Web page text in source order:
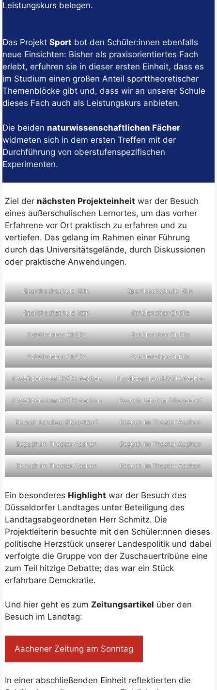
Leistungskurs belegen.
Das Projekt Sport bot den Schüler:innen ebenfalls
neue Einsichten: Bisher als praxisorientiertes Fach
erlebt, erfuhren sie in dieser ersten Einheit, dass es
im Studium einen großen Anteil sporttheoretischer
Themenblöcke gibt und, dass wir an unserer Schule
dieses Fach auch als Leistungskurs anbieten.
Die beiden naturwissenschaftlichen Fächer
widmeten sich in dem ersten Treffen mit der
Durchführung von oberstufenspezifischen
Experimenten.
Ziel der nächsten Projekteinheit war der Besuch
eines außerschulischen Lernortes, um das vorher
Erfahrene vor Ort praktisch zu erfahren und zu
vertiefen. Das gelang im Rahmen einer Führung
durch das Universitätsgelände, durch Diskussionen
oder praktische Anwendungen.
Sporthochschule Köln Sporthochschule Köln
Sporthochschule Köln Schülerlabor ChERs
Schülerlabor ChERs Schülerlabor ChERs
Schülerlabor ChERs Schülerlabor ChERs
Physikzentrum RWTH Aachen Physikzentrum RWTH Aachen
Physikzentrum RWTH Aachen Besuch Landtag Düsseldorf
Besuch Landtag Düsseldorf Besuch im Theater Aachen
Besuch im Theater Aachen Besuch im Theater Aachen
Besuch im Theater Aachen Besuch im Theater Aachen
Ein besonderes Highlight war der Besuch des
Düsseldorfer Landtages unter Beteiligung des
Landtagsabgeordneten Herr Schmitz. Die
Projektleiterin besuchte mit den Schüler:nnen dieses
politische Herzstück unserer Landespolitik und dabei
verfolgte die Gruppe von der Zuschauertribüne eine
zum Teil hitzige Debatte; das war ein Stück
erfahrbare Demokratie.
Und hier geht es zum Zeitungsartikel über den
Besuch im Landtag:
Aachener Zeitung am Sonntag
In einer abschließenden Einheit reflektierten die